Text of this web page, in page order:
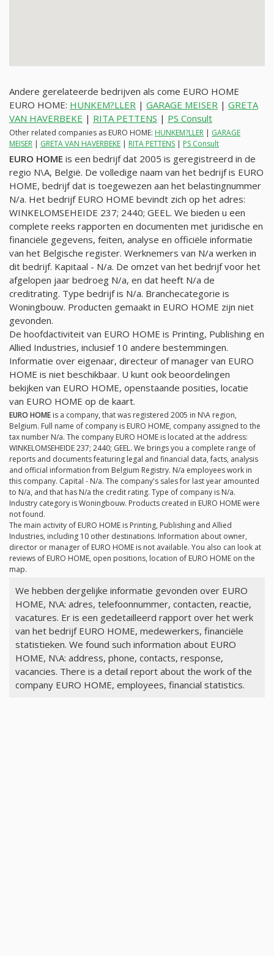
Andere gerelateerde bedrijven als come EURO HOME
EURO HOME: HUNKEM?LLER | GARAGE MEISER | GRETA
VAN HAVERBEKE | RITA PETTENS | PS Consult
Other related companies as EURO HOME: HUNKEM?LLER | GARAGE
MEISER | GRETA VAN HAVERBEKE | RITA PETTENS | PS Consult
EURO HOME is een bedrijf dat 2005 is geregistreerd in de
regio N\A, België. De volledige naam van het bedrijf is EURO
HOME, bedrijf dat is toegewezen aan het belastingnummer
N/a. Het bedrijf EURO HOME bevindt zich op het adres:
WINKELOMSEHEIDE 237; 2440; GEEL. We bieden u een
complete reeks rapporten en documenten met juridische en
financiële gegevens, feiten, analyse en officiële informatie
van het Belgische register. Werknemers van N/a werken in
dit bedrijf. Kapitaal - N/a. De omzet van het bedrijf voor het
afgelopen jaar bedroeg N/a, en dat heeft N/a de
creditrating. Type bedrijf is N/a. Branchecategorie is
Woningbouw. Producten gemaakt in EURO HOME zijn niet
gevonden.
De hoofdactiviteit van EURO HOME is Printing, Publishing en
Allied Industries, inclusief 10 andere bestemmingen.
Informatie over eigenaar, directeur of manager van EURO
HOME is niet beschikbaar. U kunt ook beoordelingen
bekijken van EURO HOME, openstaande posities, locatie
van EURO HOME op de kaart.
EURO HOME is a company, that was registered 2005 in N\A region,
Belgium. Full name of company is EURO HOME, company assigned to the
tax number N/a. The company EURO HOME is located at the address:
WINKELOMSEHEIDE 237; 2440; GEEL. We brings you a complete range of
reports and documents featuring legal and financial data, facts, analysis
and official information from Belgium Registry. N/a employees work in
this company. Capital - N/a. The company's sales for last year amounted
to N/a, and that has N/a the credit rating. Type of company is N/a.
Industry category is Woningbouw. Products created in EURO HOME were
not found.
The main activity of EURO HOME is Printing, Publishing and Allied
Industries, including 10 other destinations. Information about owner,
director or manager of EURO HOME is not available. You also can look at
reviews of EURO HOME, open positions, location of EURO HOME on the
map.
We hebben dergelijke informatie gevonden over EURO
HOME, N\A: adres, telefoonnummer, contacten, reactie,
vacatures. Er is een gedetailleerd rapport over het werk
van het bedrijf EURO HOME, medewerkers, financiële
statistieken. We found such information about EURO
HOME, N\A: address, phone, contacts, response,
vacancies. There is a detail report about the work of the
company EURO HOME, employees, financial statistics.